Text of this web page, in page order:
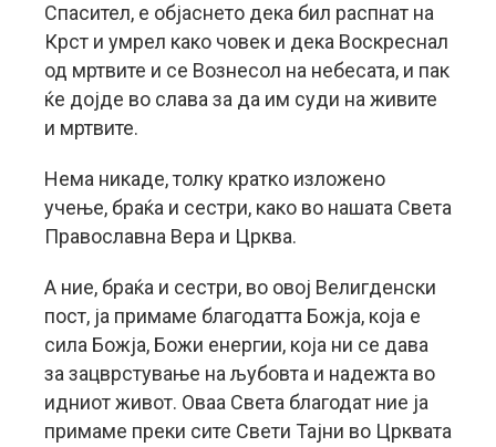
Спасител, е објаснето дека бил распнат на
Крст и умрел како човек и дека Воскреснал
од мртвите и се Вознесол на небесата, и пак
ќе дојде во слава за да им суди на живите
и мртвите.
Нема никаде, толку кратко изложено
учење, браќа и сестри, како во нашата Света
Православна Вера и Црква.
А ние, браќа и сестри, во овој Велигденски
пост, ја примаме благодатта Божја, која е
сила Божја, Божи енергии, која ни се дава
за зацврстување на љубовта и надежта во
идниот живот. Оваа Света благодат ние ја
примаме преки сите Свети Тајни во Црквата